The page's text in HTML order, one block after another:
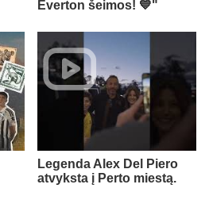
Everton šeimos! 💙"
Legenda Alex Del Piero
atvyksta į Perto miestą.